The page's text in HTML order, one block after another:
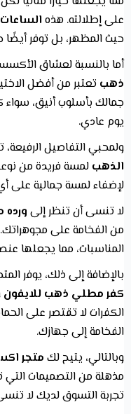
على إطلالته. هذه
حيث المظهر، بل توفر أيضًا
أما بالنسبة لعشاق
ذهب تعتبر من أفضل
جمالك بأسلوب أنيق،
يوم عادي.
ولمحبي التفاصيل الرفيعة،
الذهب لمسة فريدة من
لإضفاء لمسة جمالية على
لا تنسى أن تنظر إلىورده
من الفخامة على
المناسبات، مما يجعلها
بالإضافة إلى ذلك، يوفر
كفر مطلي ذهب للايفون
الكفرات لا تقتصر على
الفخامة إلى جهازك.
وبالتالي، يتيح لك متجر
مذهلة من التصميمات
تجربة التسوق لديك لا